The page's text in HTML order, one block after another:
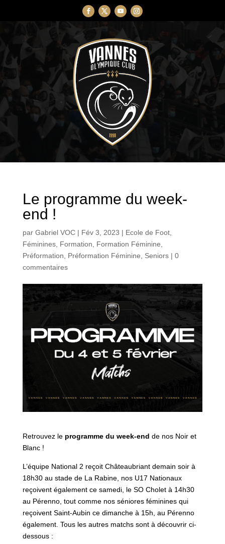
Le programme du week-
end !
par Gabriel VOC| Fév 3, 2023 | Ecole de Foot,
Féminines, Formation, Formation Féminine,
Préformation, Préformation Féminine, Seniors| 0
commentaires
Retrouvez le programme du week-end de nos Noir et
Blanc !
L’équipe National 2 reçoit Châteaubriant demain soir à
18h30 au stade de La Rabine, nos U17 Nationaux
reçoivent également ce samedi, le SO Cholet à 14h30
au Pérenno, tout comme nos séniores féminines qui
reçoivent Saint-Aubin ce dimanche à 15h, au Pérenno
également. Tous les autres matchs sont à découvrir ci-
dessous :